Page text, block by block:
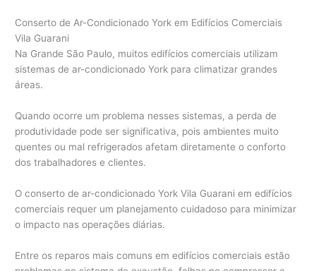
Conserto de Ar-Condicionado York em Edifícios Comerciais
Vila Guarani
Na Grande São Paulo, muitos edifícios comerciais utilizam
sistemas de ar-condicionado York para climatizar grandes
áreas.
Quando ocorre um problema nesses sistemas, a perda de
produtividade pode ser significativa, pois ambientes muito
quentes ou mal refrigerados afetam diretamente o conforto
dos trabalhadores e clientes.
O conserto de ar-condicionado York Vila Guarani em edifícios
comerciais requer um planejamento cuidadoso para minimizar
o impacto nas operações diárias.
Entre os reparos mais comuns em edifícios comerciais estão